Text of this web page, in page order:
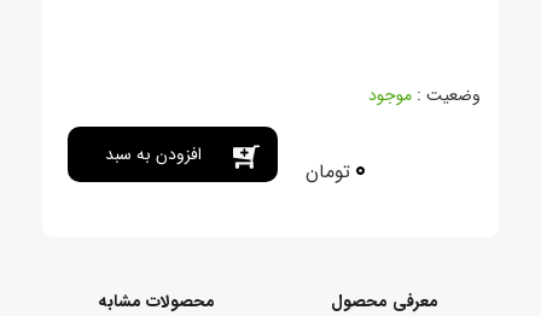
وضعیت : موجود
0 تومان
افزودن به سبد
معرفی محصول محصولات مشابه